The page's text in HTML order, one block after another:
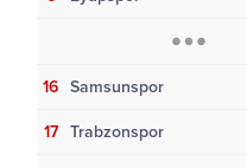
16 Samsunspor
17 Trabzonspor